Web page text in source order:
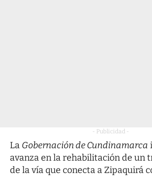
- Publicidad -
La Gobernación de Cundinamarca
avanza en la rehabilitación de un
de la vía que conecta a Zipaquirá